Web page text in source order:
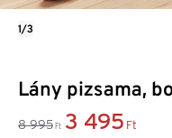
Lány pizsama,
8 995 Ft 3 495 Ft
1/3